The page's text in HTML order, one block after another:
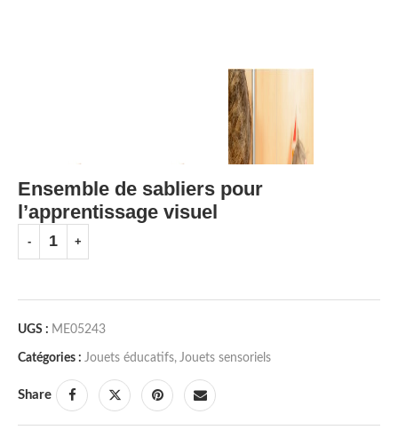
Ensemble de sabliers pour
l’apprentissage visuel
UGS : ME05243
Catégories : Jouets éducatifs, Jouets sensoriels
Share